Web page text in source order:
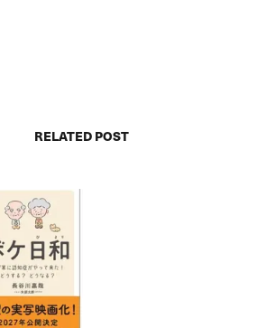
RELATED POST